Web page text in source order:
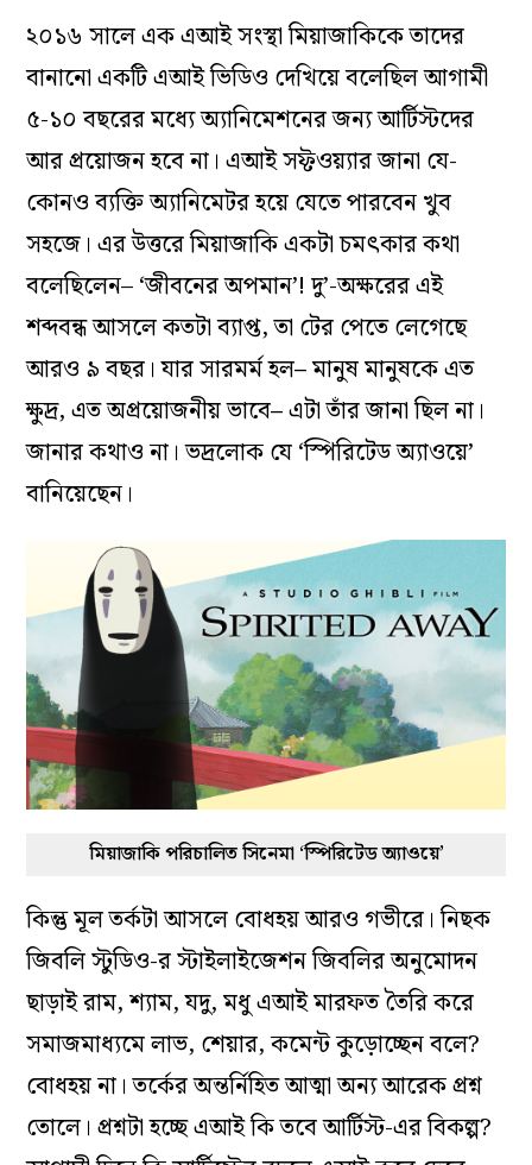
২০১৬ সালে এক এআই সংস্থা মিয়াজাকিকে তাদের
বানানো একটি এআই ভিডিও দেখিয়ে বলেছিল আগামী
৫-১০ বছরের মধ্যে অ্যানিমেশনের জন্য আর্টিস্টদের
আর প্রয়োজন হবে না। এআই সফ্টওয়্যার জানা যে-
কোনও ব্যক্তি অ‍্যানিমেটর হয়ে যেতে পারবেন খুব
সহজে। এর উত্তরে মিয়াজাকি একটা চমৎকার কথা
বলেছিলেন– ‘জীবনের অপমান’! দু’-অক্ষরের এই
শব্দবন্ধ আসলে কতটা ব্যাপ্ত, তা টের পেতে লেগেছে
আরও ৯ বছর। যার সারমর্ম হল–মানুষ মানুষকে এত
ক্ষুদ্র, এত অপ্রয়োজনীয় ভাবে–এটা তাঁর জানা ছিল না।
জানার কথাও না। ভদ্রলোক যে ‘স্পিরিটেড অ্যাওয়ে’
বানিয়েছেন।
মিয়াজাকি পরিচালিত সিনেমা ‘স্পিরিটেড অ্যাওয়ে’
কিন্তু মূল তর্কটা আসলে বোধহয় আরও গভীরে। নিছক
জিবলি স্টুডিও-র স্টাইলাইজেশন জিবলির অনুমোদন
ছাড়াই রাম, শ‍্যাম, যদু, মধু এআই মারফত তৈরি করে
সমাজমাধ্যমে লাভ, শেয়ার, কমেন্ট কুড়োচ্ছেন বলে?
বোধহয় না। তর্কের অন্তর্নিহিত আত্মা অন্য আরেক প্রশ্ন
তোলে। প্রশ্নটা হচ্ছে এআই কি তবে আর্টিস্ট-এর বিকল্প?